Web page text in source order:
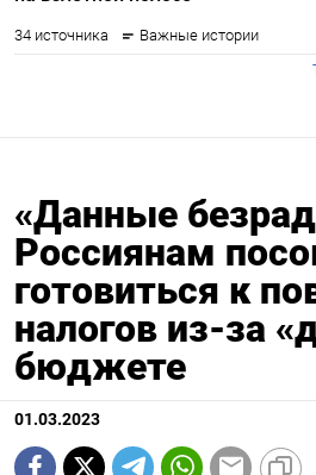
«Данные
Россиянам
готовиться к
налогов из-за
бюджете
01.03.2023